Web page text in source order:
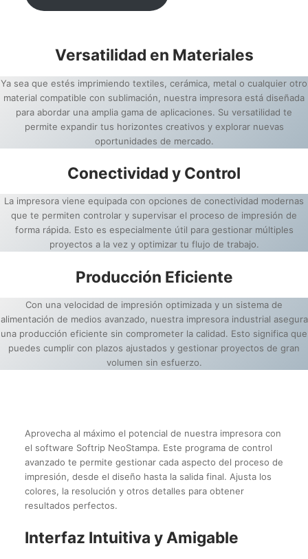
Versatilidad en Materiales
Ya sea que estés imprimiendo textiles, cerámica, metal o cualquier otro
material compatible con sublimación, nuestra impresora está diseñada
para abordar una amplia gama de aplicaciones. Su versatilidad te
permite expandir tus horizontes creativos y explorar nuevas
oportunidades de mercado.
Conectividad y Control
La impresora viene equipada con opciones de conectividad modernas
que te permiten controlar y supervisar el proceso de impresión de
forma rápida. Esto es especialmente útil para gestionar múltiples
proyectos a la vez y optimizar tu flujo de trabajo.
Producción Eficiente
Con una velocidad de impresión optimizada y un sistema de
alimentación de medios avanzado, nuestra impresora industrial asegura
una producción eficiente sin comprometer la calidad. Esto significa que
puedes cumplir con plazos ajustados y gestionar proyectos de gran
volumen sin esfuerzo.
Aprovecha al máximo el potencial de nuestra impresora con
el software Softrip NeoStampa. Este programa de control
avanzado te permite gestionar cada aspecto del proceso de
impresión, desde el diseño hasta la salida final. Ajusta los
colores, la resolución y otros detalles para obtener
resultados perfectos.
Interfaz Intuitiva y Amigable